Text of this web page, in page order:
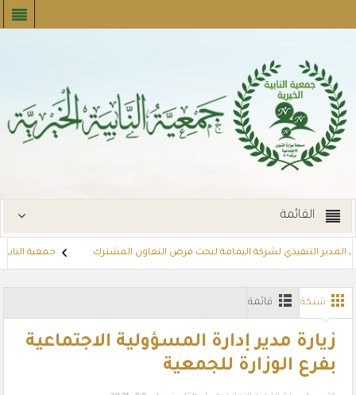
القائمة
المدير التنفيذي لشركة اليمامة لبحث فرص التعاون المشترك جمعية
شبكة قائمة
زيارة مدير إدارة المسؤولية الاجتماعية
بفرع الوزارة للجمعية